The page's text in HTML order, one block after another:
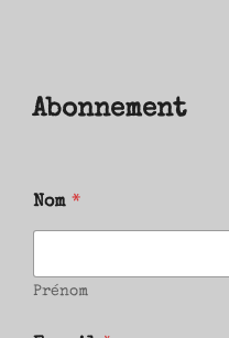
Abonnement
Nom *
Prénom